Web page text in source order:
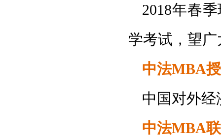
2018年春
学考试，望
中法MBA
中国对外
中法MBA